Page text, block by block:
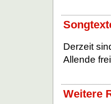
Derzeit
Allende
Weitere